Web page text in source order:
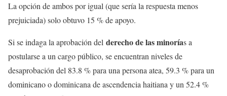
La opción de ambos por igual (que sería la respuesta menos
prejuiciada) solo obtuvo 15 % de apoyo.
Si se indaga la aprobación del derecho de las minorías a
postularse a un cargo público, se encuentran niveles de
desaprobación del 83.8 % para una persona atea, 59.3 % para un
dominicano o dominicana de ascendencia haitiana y un 52.4 %